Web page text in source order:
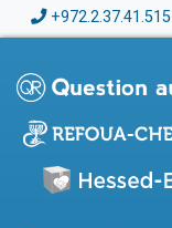
+972.2.37.41.515